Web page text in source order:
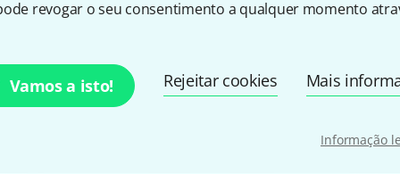
revogar o seu consentimento a qualquer momento
Vamos a isto! Rejeitar cookies Mais
Informação
e artigos